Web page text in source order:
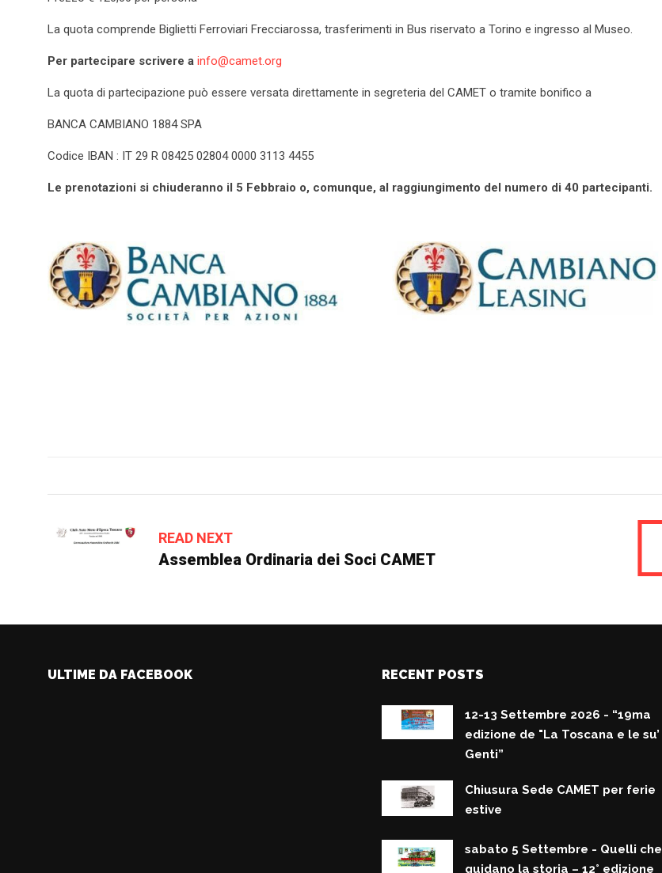
La quota comprende Biglietti Ferroviari Frecciarossa, trasferimenti in Bus riservato a Torino e ingresso al Museo.
Per partecipare scrivere a info@camet.org
La quota di partecipazione può essere versata direttamente in segreteria del CAMET o tramite bonifico a
BANCA CAMBIANO 1884 SPA
Codice IBAN : IT 29 R 08425 02804 0000 3113 4455
Le prenotazioni si chiuderanno il 5 Febbraio o, comunque, al raggiungimento del numero di 40 partecipanti.
READ NEXT
Assemblea Ordinaria dei Soci CAMET
ULTIME DA FACEBOOK RECENT POSTS
12-13 Settembre 2026 - “19ma
edizione de "La Toscana e le su’
Genti”
Chiusura Sede CAMET per ferie
estive
sabato 5 Settembre - Quelli che
guidano la storia – 12° edizione